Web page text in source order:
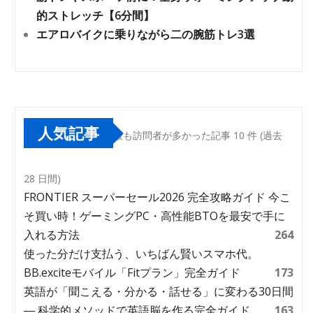
的ストレッチ【6分間】
エアロバイクに乗りながら二の腕筋トレ3選
人気記事 最も訪問者が多かった記事 10 件 (過去
28 日間)
FRONTIER スーパーセール2026 完全攻略ガイド 今こ
そ買い時！ゲーミングPC・高性能BTOを最安で手に
入れる方法
264
使った分だけ支払う、いちばん賢いスマホ代。
BB.exciteモバイル「Fitプラン」完全ガイド
173
英語が「聞こえる・分かる・話せる」に変わる30日間